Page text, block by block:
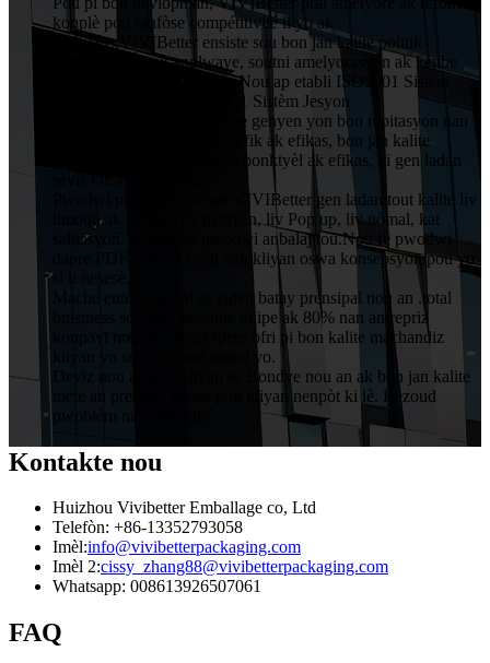
konplè pou ranfòse compétitivité li yo ak
enfliyans.VIVIBetter ensiste sou bon jan kalite politik
patisipasyon tout anplwaye, soutni amelyorasyon ak kenbe
angajman pou chak kliyan.Nou ap etabli ISO9001 Sistèm
Asirans Kalite ak ISO14001 Sistèm Jesyon
Anviwònman.VIVIBetter te genyen yon bon repitasyon nan
men kliyan ak jesyon syantifik ak efikas, bon jan kalite
pwodwi, pri rezonab, sèvis ponktyèl ak efikas, ki gen ladan
Pwodwi prensipal yo nan VIVIBetter gen ladan tout kalite liv
timoun ak liv son, liv manyen, liv Pop up, liv nòmal, kat
salitasyon. ak kèk lòt pwodwi anbalaj tou.Nou fè pwodwi
dapre PDF oswa AI soti nan kliyan oswa konsepsyon pou yo
Mache entènasyonal se jaden batay prensipal nou an .total
buisiness soti nan aletranje okipe ak 80% nan antrepriz
konpayi nou an. Nou espere ofri pi bon kalite machandiz
kliyan yo soti nan tout mond yo.
Deviz nou an se "Kliyan se Bondye nou an ak bon jan kalite
mete an premye. Panse pou kliyan nenpòt ki lè. Rezoud
Kontakte nou
Huizhou Vivibetter Emballage co, Ltd
Telefòn: +86-13352793058
Imèl:info@vivibetterpackaging.com
Imèl 2:cissy_zhang88@vivibetterpackaging.com
Whatsapp: 008613926507061
FAQ